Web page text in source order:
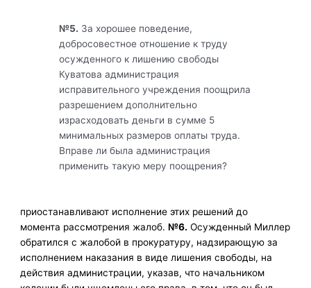
№5. За хорошее поведение,
добросовестное отношение к труду
осужденного к лишению свободы
Куватова администрация
исправительного учреждения поощрила
разрешением дополнительно
израсходовать деньги в сумме 5
минимальных размеров оплаты труда.
Вправе ли была администрация
применить такую меру поощрения?
приостанавливают исполнение этих решений до
момента рассмотрения жалоб.№6. Осужденный Миллер
обратился с жалобой в прокуратуру, надзирающую за
исполнением наказания в виде лишения свободы, на
действия администрации, указав, что начальником